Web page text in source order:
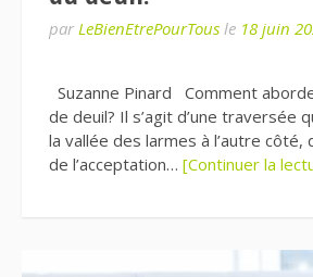
par LeBienEtrePourTous le 18 juin
Suzanne Pinard Comment
de deuil? Il s’agit d’une traversée
la vallée des larmes à l’autre côté,
de l’acceptation… [Continuer la